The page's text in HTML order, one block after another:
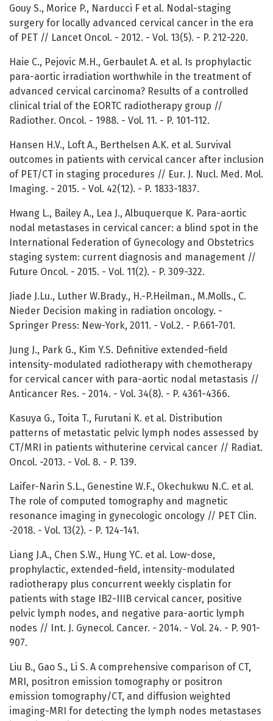
Gouy S., Morice P., Narducci F et al. Nodal-staging
surgery for locally advanced cervical cancer in the era
of PET // Lancet Oncol. - 2012. - Vol. 13(5). - P. 212-220.
Haie C., Pejovic M.H., Gerbaulet A. et al. Is prophylactic
para-aortic irradiation worthwhile in the treatment of
advanced cervical carcinoma? Results of a controlled
clinical trial of the EORTC radiotherapy group //
Radiother. Oncol. - 1988. - Vol. 11. - P. 101-112.
Hansen H.V., Loft A., Berthelsen A.K. et al. Survival
outcomes in patients with cervical cancer after inclusion
of PET/CT in staging procedures // Eur. J. Nucl. Med. Mol.
Imaging. - 2015. - Vol. 42(12). - P. 1833-1837.
Hwang L., Bailey A., Lea J., Albuquerque K. Para-aortic
nodal metastases in cervical cancer: a blind spot in the
International Federation of Gynecology and Obstetrics
staging system: current diagnosis and management //
Future Oncol. - 2015. - Vol. 11(2). - P. 309-322.
Jiade J.Lu., Luther W.Brady., H.-P.Heilman., M.Molls., C.
Nieder Decision making in radiation oncology. -
Springer Press: New-York, 2011. - Vol.2. - P.661-701.
Jung J., Park G., Kim Y.S. Definitive extended-field
intensity-modulated radiotherapy with chemotherapy
for cervical cancer with para-aortic nodal metastasis //
Anticancer Res. - 2014. - Vol. 34(8). - P. 4361-4366.
Kasuya G., Toita T., Furutani K. et al. Distribution
patterns of metastatic pelvic lymph nodes assessed by
CT/MRI in patients withuterine cervical cancer // Radiat.
Oncol. -2013. - Vol. 8. - P. 139.
Laifer-Narin S.L., Genestine W.F., Okechukwu N.C. et al.
The role of computed tomography and magnetic
resonance imaging in gynecologic oncology // PET Clin.
-2018. - Vol. 13(2). - P. 124-141.
Liang J.A., Chen S.W., Hung YC. et al. Low-dose,
prophylactic, extended-field, intensity-modulated
radiotherapy plus concurrent weekly cisplatin for
patients with stage IB2-IIIB cervical cancer, positive
pelvic lymph nodes, and negative para-aortic lymph
nodes // Int. J. Gynecol. Cancer. - 2014. - Vol. 24. - P. 901-
907.
Liu B., Gao S., Li S. A comprehensive comparison of CT,
MRI, positron emission tomography or positron
emission tomography/CT, and diffusion weighted
imaging-MRI for detecting the lymph nodes metastases